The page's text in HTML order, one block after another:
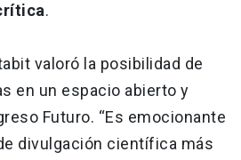
.
valoró la posibilidad de
en un espacio abierto y
Futuro. “Es emocionante
divulgación científica más